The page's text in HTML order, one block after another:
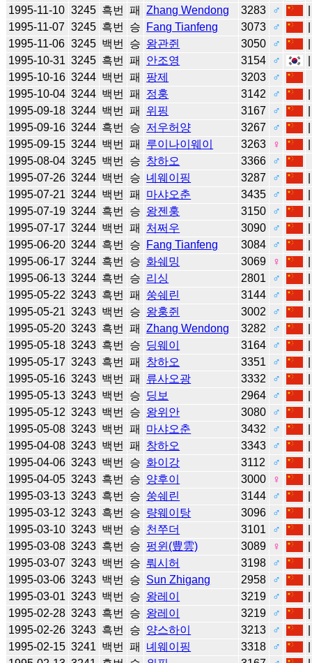
1995-11-10 3245 흑번 패 Zhang Wendong 3283 ♂
1995-11-07 3245 흑번 승 Fang Tianfeng 3073 ♂
1995-11-06 3245 백번 승 왕관쥔 3050 ♂
1995-10-31 3245 흑번 패 안조영 3154 ♂
1995-10-16 3244 백번 패 팡제 3203
♂
1995-10-04 3244 백번 패 정훙 3142 ♂
1995-09-18 3244 백번 패 위핑 3167 ♂
1995-09-16 3244 흑번 승 저우허양 3267 ♂
1995-09-15 3244 백번 패 루이나이웨이 3263 ♀
1995-08-04 3245 백번 승 창하오 3366
♂
1995-07-26 3244 백번 승 녜웨이핑 3287 ♂
1995-07-21 3244 백번 패 마샤오춘 3435 ♂
1995-07-19 3244 흑번 승 왕젠훙 3150 ♂
1995-07-17 3244 백번 패 처쩌우 3090 ♂
1995-06-20 3244 흑번 승 Fang Tianfeng 3084 ♂
1995-06-17 3244 흑번 승 화쉐밍 3069 ♀
1995-06-13 3244 흑번 승 리싱 2801 ♂
1995-05-22 3243 흑번 패 쑹쉐린 3144 ♂
1995-05-21 3243 백번 승 왕훙쥔 3002 ♂
1995-05-20 3243 흑번 패 Zhang Wendong 3282 ♂
1995-05-18 3243 흑번 승 딩웨이 3164 ♂
1995-05-17 3243 흑번 패 창하오 3351 ♂
1995-05-16 3243 백번 패 류사오광 3332 ♂
1995-05-13 3243 백번 승 딩보 2964 ♂
1995-05-12 3243 백번 승 왕위안 3080 ♂
1995-05-08 3243 백번 패 마샤오춘 3432 ♂
1995-04-08 3243 백번 패 창하오 3343 ♂
1995-04-06 3243 백번 승 화이강 3112 ♂
1995-04-05 3243 흑번 승 양후이 3000 ♀
1995-03-13 3243 흑번 승 쑹쉐린 3144 ♂
1995-03-12 3243 흑번 승 량웨이탕 3096 ♂
1995-03-10 3243 백번 승 천쭈더 3101 ♂
1995-03-08 3243 흑번 승 펑윈(豊雲) 3089 ♀
1995-03-07 3243 백번 승 뤄시허 3198 ♂
1995-03-06 3243 백번 승 Sun Zhigang 2958 ♂
1995-03-01 3243 백번 승 왕레이 3219 ♂
1995-02-28 3243 흑번 승 왕레이 3219 ♂
1995-02-26 3243 흑번 승 양스하이 3213 ♂
1995-02-15 3241 백번 패 녜웨이핑 3318 ♂